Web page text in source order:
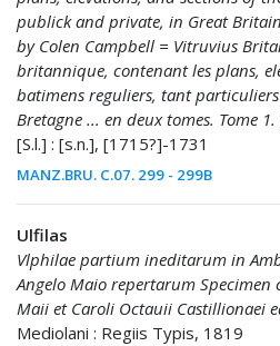
publick and private, in Great
by Colen Campbell = Vitruvius
britannique, contenant les plans,
batimens reguliers, tant
Bretagne ... en deux tomes. Tome
[S.l.] : [s.n.], [1715?]-1731
MANZ.BRU. C.07. 299 - 299B
Ulfilas
Vlphilae partium ineditarum in
Angelo Maio repertarum Specimen
Maii et Caroli Octauii Castillionaei
Mediolani : Regiis Typis, 1819